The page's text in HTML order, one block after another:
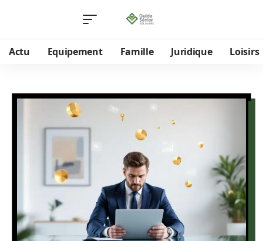
Actu Equipement Famille Juridique Loisirs